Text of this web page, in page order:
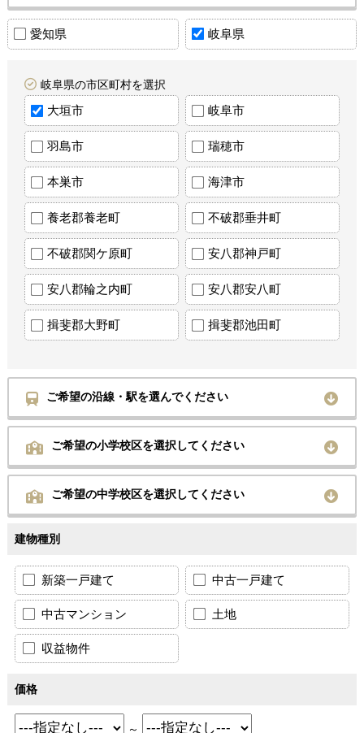
愛知県 岐阜県
岐阜県の市区町村を選択
大垣市 岐阜市
羽島市 瑞穂市
本巣市 海津市
養老郡養老町 不破郡垂井町
不破郡関ケ原町 安八郡神戸町
安八郡輪之内町 安八郡安八町
揖斐郡大野町 揖斐郡池田町
ご希望の沿線・駅を選んでください
ご希望の小学校区を選択してください
ご希望の中学校区を選択してください
建物種別
新築一戸建て 中古一戸建て
中古マンション 土地
収益物件
価格
～